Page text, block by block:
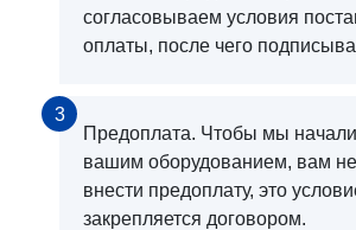
согласовываем условия
оплаты, после чего
3
Предоплата. Чтобы мы
вашим оборудованием, вам
внести предоплату, это
закрепляется договором.